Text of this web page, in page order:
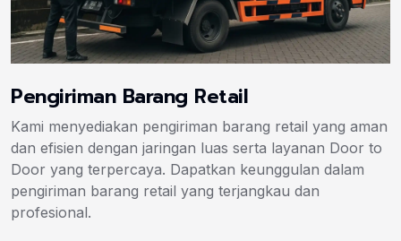
Pengiriman Barang Retail
Kami menyediakan pengiriman barang retail yang aman
dan efisien dengan jaringan luas serta layanan Door to
Door yang terpercaya. Dapatkan keunggulan dalam
pengiriman barang retail yang terjangkau dan
profesional.